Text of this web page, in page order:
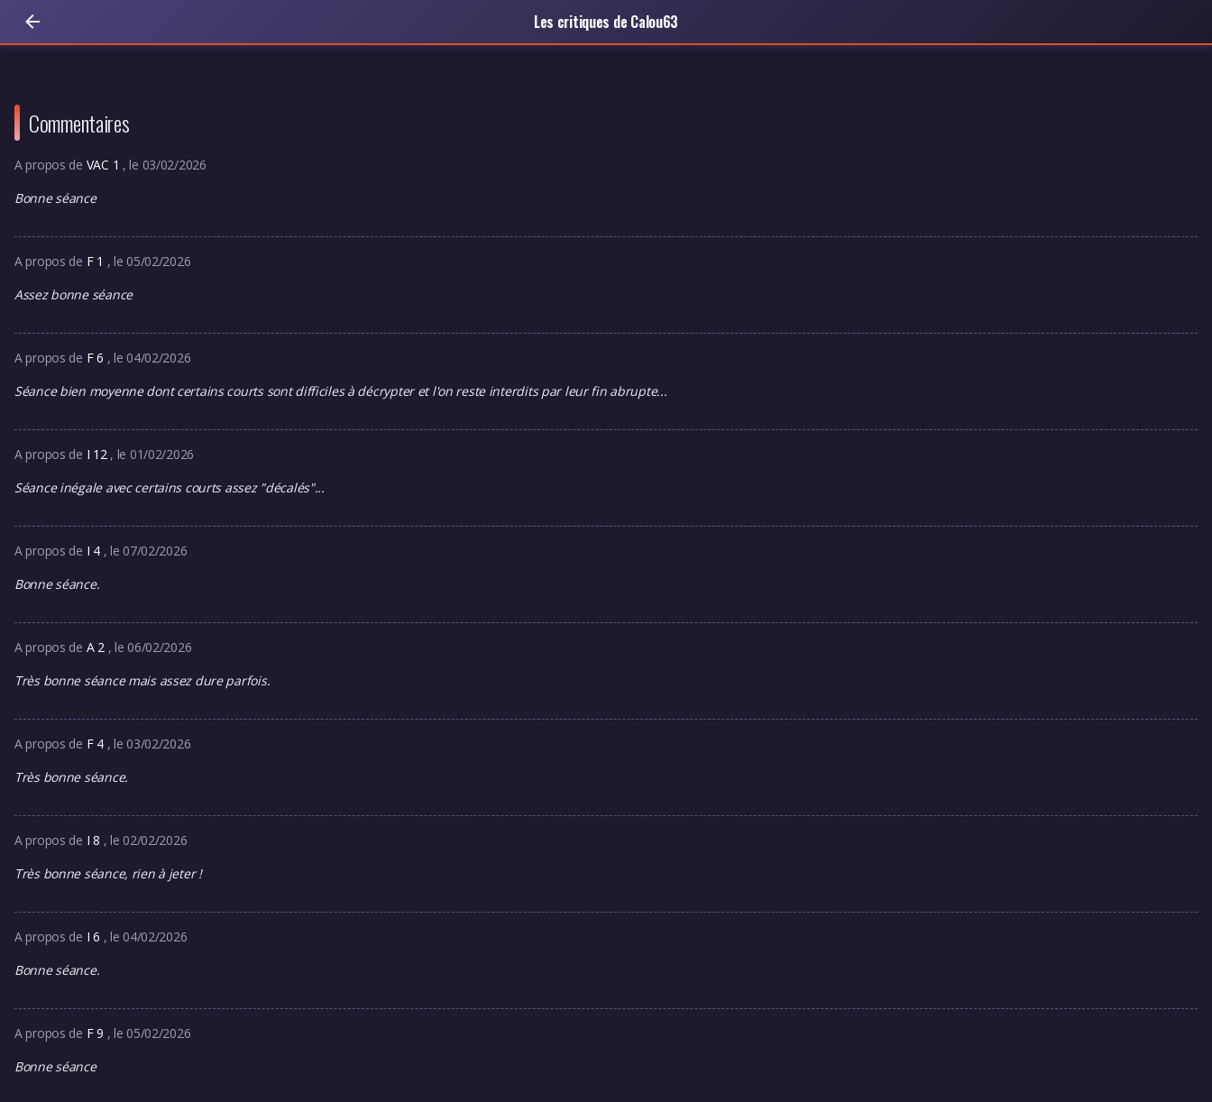
Les critiques de Calou63
Commentaires
A propos de VAC 1 , le 03/02/2026
Bonne séance
A propos de F 1 , le 05/02/2026
Assez bonne séance
A propos de F 6 , le 04/02/2026
Séance bien moyenne dont certains courts sont difficiles à décrypter et l'on reste interdits par leur fin abrupte...
A propos de I 12 , le 01/02/2026
Séance inégale avec certains courts assez "décalés"...
A propos de I 4 , le 07/02/2026
Bonne séance.
A propos de A 2 , le 06/02/2026
Très bonne séance mais assez dure parfois.
A propos de F 4 , le 03/02/2026
Très bonne séance.
A propos de I 8 , le 02/02/2026
Très bonne séance, rien à jeter !
A propos de I 6 , le 04/02/2026
Bonne séance.
A propos de F 9 , le 05/02/2026
Bonne séance